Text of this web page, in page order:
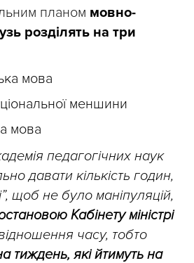
планом мовно-
розділять на три
мова
меншини
мова
педагогічних наук
давати кількість годин,
щоб не було маніпуляцій,
Кабінету міністрі
часу, тобто
тиждень, які йтимуть на